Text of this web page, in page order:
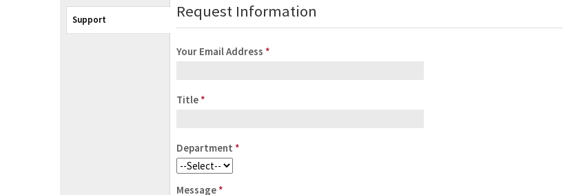
Support Request Information
Your Email Address *
Title *
Department *
Message *